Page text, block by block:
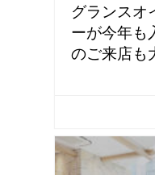
グランスオ
ーが今年も
のご来店